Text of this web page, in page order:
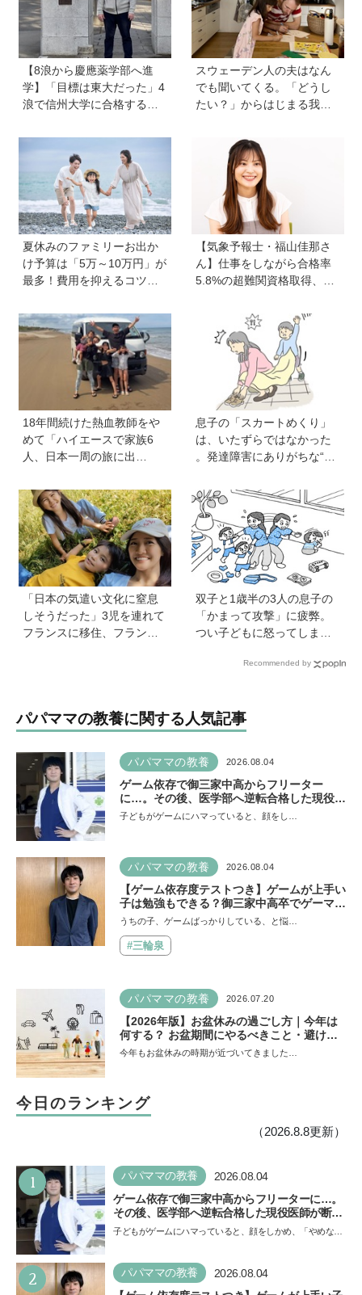
【8浪から慶應薬学部へ進
学】「目標は東大だった」4
浪で信州大学に合格するも1
た理由、今思うことは「学
歴は人の一部にしかすぎな
い」《慶應生よしださん｜
後編》
スウェーデン人の夫はなん
でも聞いてくる。「どうし
たい？」からはじまる我が
て vol.24】
夏休みのファミリーお出か
け予算は「5万～10万円」が
最多！費用を抑えるコツ
【HugKum総研】
【気象予報士・福山佳那さ
ん】仕事をしながら合格率
5.8%の超難関資格取得、さ
できる場所」をつくってく
れた両親のもとで挑戦し続
ける心が育った
18年間続けた熱血教師をや
めて「ハイエースで家族6
人、日本一周の旅に出
きっかけに、新たな一歩を
踏み出した教師夫妻の決断
息子の「スカートめくり」
は、いたずらではなかった
。発達障害にありがちな“誤
イザーが解説】
「日本の気遣い文化に窒息
しそうだった」3児を連れて
フランスに移住、フランス
双子と1歳半の3人の息子の
「かまって攻撃」に疲弊。
つい子どもに怒ってしまい
先生の子育てお悩み相談
Recommended by
パパママの教養に関する人気記事
パパママの教養 2026.08.04
ゲーム依存で御三家中高からフリーター
に…。その後、医学部へ逆転合格した現役医
師が断言「ゲームの経験が受験勉強に役立っ
子どもがゲームにハマっていると、顔をし…
パパママの教養 2026.08.04
【ゲーム依存度テストつき】ゲームが上手い
子は勉強もできる？御三家中高卒でゲーマー
の医師・阿部智史さんが教えるゲームしなが
うちの子、ゲームばっかりしている、と悩…
#三輪泉
パパママの教養 2026.07.20
【2026年版】お盆休みの過ごし方｜今年は
何する？ お盆期間にやるべきこと・避ける
ことは
今年もお盆休みの時期が近づいてきました…
今日のランキング
（2026.8.8更新）
1 パパママの教養 2026.08.04
ゲーム依存で御三家中高からフリーターに…。
その後、医学部へ逆転合格した現役医師が断言
「ゲームの経験が受験勉強に役立った」そう考
子どもがゲームにハマっていると、顔をしかめ、「やめなさ
い…
2 パパママの教養 2026.08.04